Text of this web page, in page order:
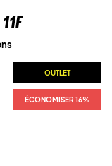
OUTLET
ÉCONOMISER 16%